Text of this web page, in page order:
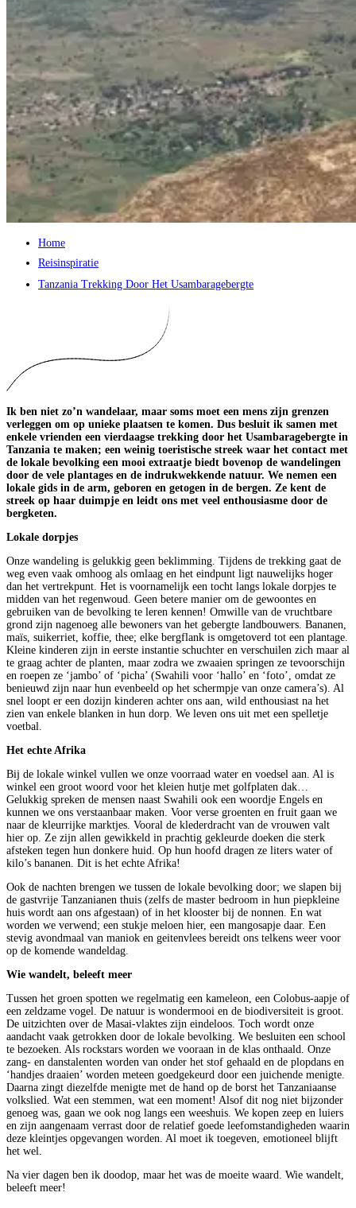
Home
Reisinspiratie
Tanzania Trekking Door Het Usambaragebergte
Ik ben niet zo’n wandelaar, maar soms moet een mens zijn grenzen
verleggen om op unieke plaatsen te komen. Dus besluit ik samen met
enkele vrienden een vierdaagse trekking door het Usambaragebergte in
Tanzania te maken; een weinig toeristische streek waar het contact met
de lokale bevolking een mooi extraatje biedt bovenop de wandelingen
door de vele plantages en de indrukwekkende natuur. We nemen een
lokale gids in de arm, geboren en getogen in de bergen. Ze kent de
streek op haar duimpje en leidt ons met veel enthousiasme door de
bergketen.
Lokale dorpjes
Onze wandeling is gelukkig geen beklimming. Tijdens de trekking gaat de
weg even vaak omhoog als omlaag en het eindpunt ligt nauwelijks hoger
dan het vertrekpunt. Het is voornamelijk een tocht langs lokale dorpjes te
midden van het regenwoud. Geen betere manier om de gewoontes en
gebruiken van de bevolking te leren kennen! Omwille van de vruchtbare
grond zijn nagenoeg alle bewoners van het gebergte landbouwers. Bananen,
maïs, suikerriet, koffie, thee; elke bergflank is omgetoverd tot een plantage.
Kleine kinderen zijn in eerste instantie schuchter en verschuilen zich maar al
te graag achter de planten, maar zodra we zwaaien springen ze tevoorschijn
en roepen ze ‘jambo’ of ‘picha’ (Swahili voor ‘hallo’ en ‘foto’, omdat ze
benieuwd zijn naar hun evenbeeld op het schermpje van onze camera’s). Al
snel loopt er een dozijn kinderen achter ons aan, wild enthousiast na het
zien van enkele blanken in hun dorp. We leven ons uit met een spelletje
voetbal.
Het echte Afrika
Bij de lokale winkel vullen we onze voorraad water en voedsel aan. Al is
winkel een groot woord voor het kleien hutje met golfplaten dak…
Gelukkig spreken de mensen naast Swahili ook een woordje Engels en
kunnen we ons verstaanbaar maken. Voor verse groenten en fruit gaan we
naar de kleurrijke marktjes. Vooral de klederdracht van de vrouwen valt
hier op. Ze zijn allen gewikkeld in prachtig gekleurde doeken die sterk
afsteken tegen hun donkere huid. Op hun hoofd dragen ze liters water of
kilo’s bananen. Dit is het echte Afrika!
Ook de nachten brengen we tussen de lokale bevolking door; we slapen bij
de gastvrije Tanzanianen thuis (zelfs de master bedroom in hun piepkleine
huis wordt aan ons afgestaan) of in het klooster bij de nonnen. En wat
worden we verwend; een stukje meloen hier, een mangosapje daar. Een
stevig avondmaal van maniok en geitenvlees bereidt ons telkens weer voor
op de komende wandeldag.
Wie wandelt, beleeft meer
Tussen het groen spotten we regelmatig een kameleon, een Colobus-aapje of
een zeldzame vogel. De natuur is wondermooi en de biodiversiteit is groot.
De uitzichten over de Masai-vlaktes zijn eindeloos. Toch wordt onze
aandacht vaak getrokken door de lokale bevolking. We besluiten een school
te bezoeken. Als rockstars worden we vooraan in de klas onthaald. Onze
zang- en danstalenten worden van onder het stof gehaald en de plopdans en
‘handjes draaien’ worden meteen goedgekeurd door een juichende menigte.
Daarna zingt diezelfde menigte met de hand op de borst het Tanzaniaanse
volkslied. Wat een stemmen, wat een moment! Alsof dit nog niet bijzonder
genoeg was, gaan we ook nog langs een weeshuis. We kopen zeep en luiers
en zijn aangenaam verrast door de relatief goede leefomstandigheden waarin
deze kleintjes opgevangen worden. Al moet ik toegeven, emotioneel blijft
het wel.
Na vier dagen ben ik doodop, maar het was de moeite waard. Wie wandelt,
beleeft meer!